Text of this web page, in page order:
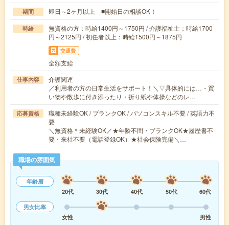
期間 即日～2ヶ月以上 ■開始日の相談OK！
時給
無資格の方：時給1400円～1750円 / 介護福祉士：時給1700
円～2125円 / 初任者以上：時給1500円～1875円
交通費
全額支給
仕事内容
介護関連
／利用者の方の日常生活をサポート！＼▽具体的には…・買
い物や散歩に付き添ったり・折り紙や体操などのレ…
応募資格
職種未経験OK / ブランクOK / パソコンスキル不要 / 英語力不
要
＼無資格＊未経験OK／★年齢不問・ブランクOK★履歴書不
要・来社不要（電話登録OK）★社会保険完備＼…
職場の雰囲気
年齢層
20代
30代 40代 50代
60代
男女比率
女性
男性